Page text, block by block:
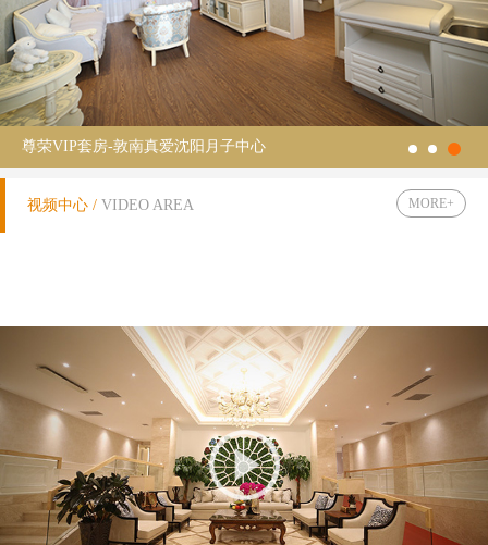
尊荣VIP套房-敦南真爱沈阳月子中心
视频中心 / VIDEO AREA MORE+